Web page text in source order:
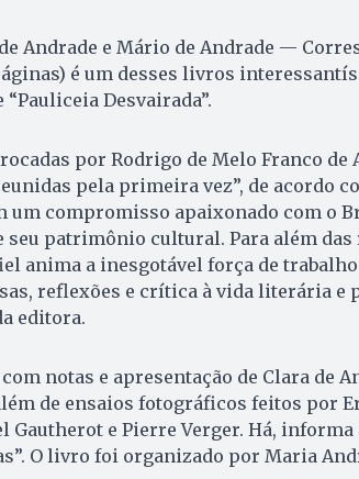
Andrade e Mário de Andrade —
é um desses livros
Desvairada”.
por Rodrigo de Melo Franco de
pela primeira vez”, de acordo
um compromisso apaixonado com o
seu patrimônio cultural. Para além
anima a inesgotável força de
reflexões e crítica à vida literária e
editora.
notas e apresentação de Clara de
de ensaios fotográficos feitos por
Gautherot e Pierre Verger. Há,
O livro foi organizado por Maria